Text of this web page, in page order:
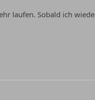
laufen. Sobald ich